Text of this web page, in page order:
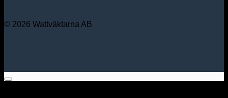
© 2026 Wattväktarna AB